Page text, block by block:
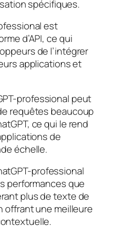
spécifiques.
est
d’API, ce qui
de l’intégrer
applications et
professional peut
requêtes beaucoup
ce qui le rend
de
échelle.
professional
performances que
plus de texte de
offrant une meilleure